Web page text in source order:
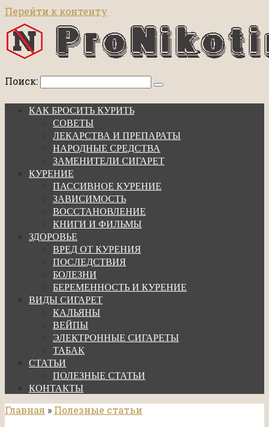
Перейти к контенту
Поиск:
КАК БРОСИТЬ КУРИТЬ
СОВЕТЫ
ЛЕКАРСТВА И ПРЕПАРАТЫ
НАРОДНЫЕ СРЕДСТВА
ЗАМЕНИТЕЛИ СИГАРЕТ
КУРЕНИЕ
ПАССИВНОЕ КУРЕНИЕ
ЗАВИСИМОСТЬ
ВОССТАНОВЛЕНИЕ
КНИГИ И ФИЛЬМЫ
ЗДОРОВЬЕ
ВРЕД ОТ КУРЕНИЯ
ПОСЛЕДСТВИЯ
БОЛЕЗНИ
БЕРЕМЕННОСТЬ И КУРЕНИЕ
ВИДЫ СИГАРЕТ
КАЛЬЯНЫ
ВЕЙПЫ
ЭЛЕКТРОННЫЕ СИГАРЕТЫ
ТАБАК
СТАТЬИ
ПОЛЕЗНЫЕ СТАТЬИ
КОНТАКТЫ
Главная » Полезные статьи